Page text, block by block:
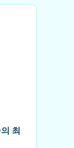
최